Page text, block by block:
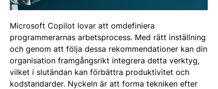
Microsoft Copilot lovar att omdefiniera
programmerarnas arbetsprocess. Med rätt inställning
och genom att följa dessa rekommendationer kan din
organisation framgångsrikt integrera detta verktyg,
vilket i slutändan kan förbättra produktivitet och
kodstandarder. Nyckeln är att forma tekniken efter